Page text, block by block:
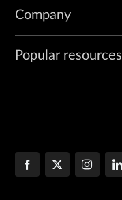
Company
Popular resources